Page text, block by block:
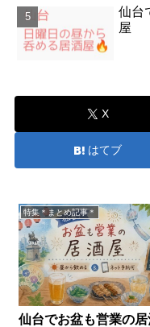
仙台
屋
X
はてブ
特集＊まとめ記事＊
仙台でお盆も営業の居